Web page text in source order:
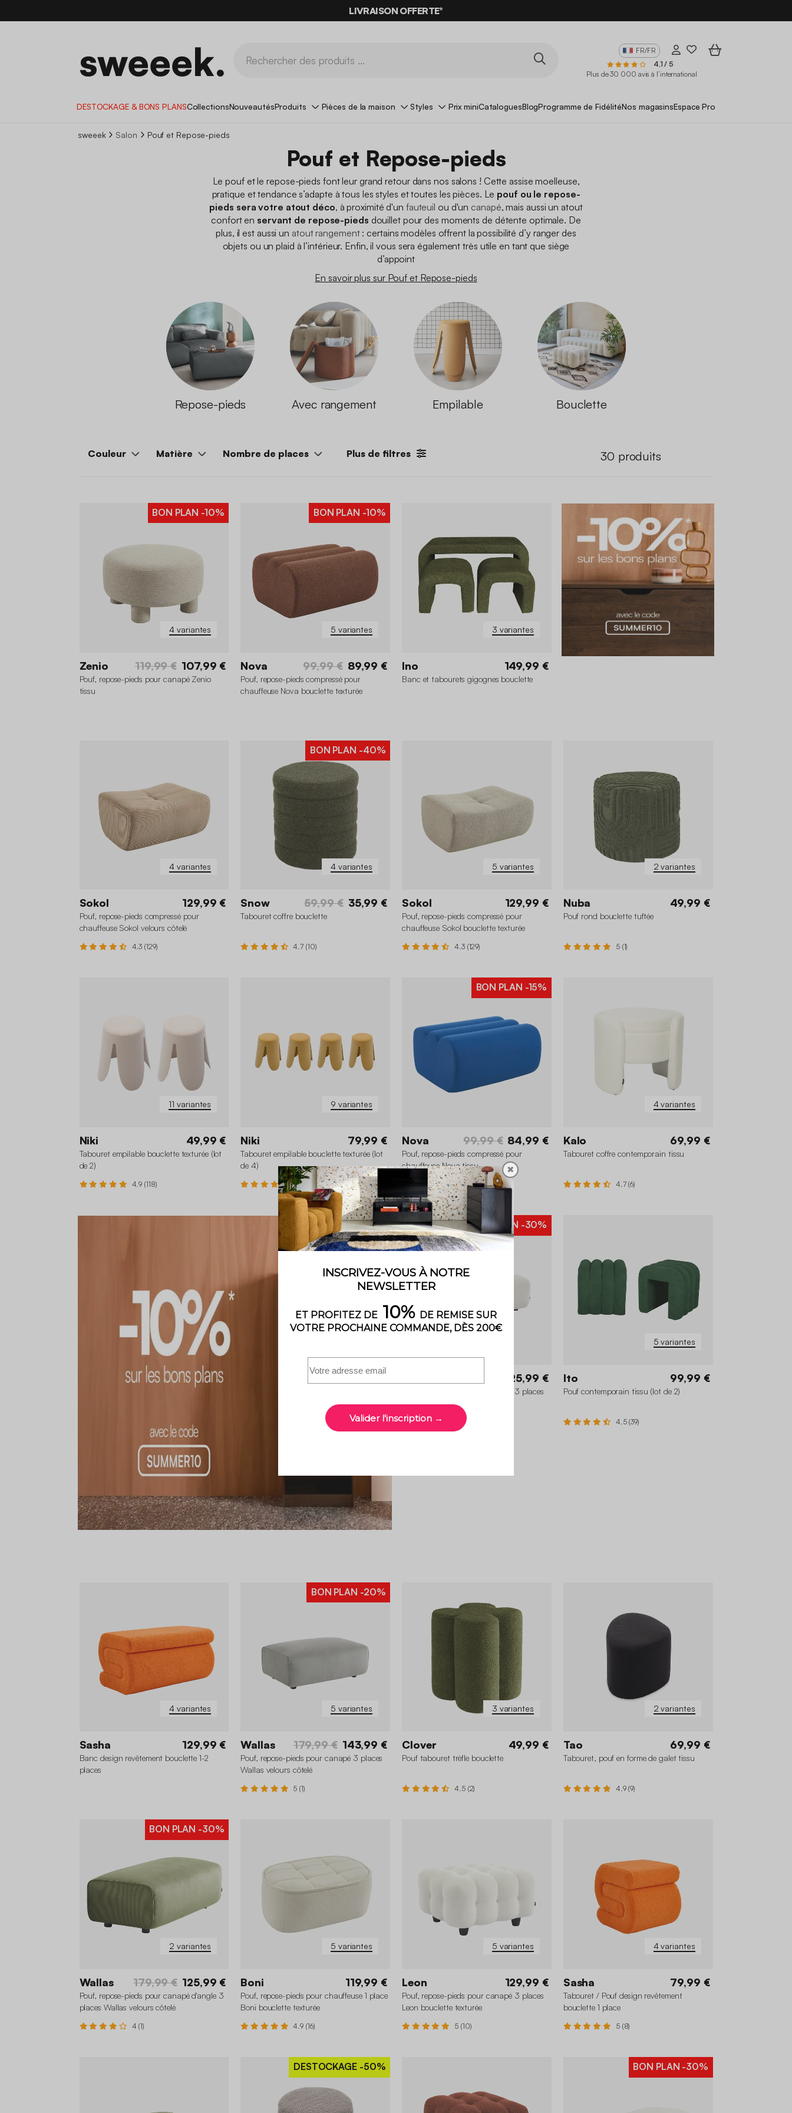
BONS PLANS* AVEC LECODE SUMMER10
FR/FR
4,1 / 5
Plus de 30 000 avis à l’international
DESTOCKAGE & BONS PLANSCollectionsNouveautésProduits Pièces de la maison Styles Prix miniCataloguesBlogProgramme de FidélitéNos magasinsEspace Pro
sweeek Salon Pouf et Repose-pieds
Pouf et Repose-pieds
Le pouf et le repose-pieds font leur grand retour dans nos salons ! Cette assise moelleuse,
pratique et tendance s’adapte à tous les styles et toutes les pièces. Le pouf ou le repose-
pieds sera votre atout déco, à proximité d'un fauteuil ou d'un canapé, mais aussi un atout
confort en servant de repose-pieds douillet pour des moments de détente optimale. De
plus, il est aussi un atout rangement: certains modèles offrent la possibilité d’y ranger des
objets ou un plaid à l’intérieur. Enfin, il vous sera également très utile en tant que siège
d’appoint
En savoir plus sur Pouf et Repose-pieds
Repose-pieds Avec rangement Empilable Bouclette
Couleur Matière Nombre de places Plus de filtres 30 produits
4 variantes
BON PLAN -10%
Zenio 119,99 € 107,99 €
Pouf, repose-pieds pour canapé Zenio
tissu
5 variantes
BON PLAN -10%
Nova 99,99 € 89,99 €
Pouf, repose-pieds compressé pour
chauffeuse Nova bouclette texturée
3 variantes
Ino 149,99 €
Banc et tabourets gigognes bouclette
4 variantes
Sokol 129,99 €
Pouf, repose-pieds compressé pour
chauffeuse Sokol velours côtelé
4.3 (129)
4 variantes
BON PLAN -40%
Snow 59,99 € 35,99 €
Tabouret coffre bouclette
4.7 (10)
5 variantes
Sokol 129,99 €
Pouf, repose-pieds compressé pour
chauffeuse Sokol bouclette texturée
4.3 (129)
2 variantes
Nuba 49,99 €
Pouf rond bouclette tuftée
5 (1)
11 variantes
Niki 49,99 €
Tabouret empilable bouclette texturée (lot
de 2)
4.9 (118)
+4
9 variantes
Niki 79,99 €
Tabouret empilable bouclette texturée (lot
de 4)
4.9 (118)
BON PLAN -15%
Nova 99,99 € 84,99 €
Pouf, repose-pieds compressé pour
chauffeuse Nova tissu
4 variantes
Kalo 69,99 €
Tabouret coffre contemporain tissu
4.7 (6)
BON PLAN -30%
125,99 €
Pouf, repose-pieds pour canapé 3 places
Wallas bouclette
5 variantes
Ito 99,99 €
Pouf contemporain tissu (lot de 2)
4.5 (39)
4 variantes
Sasha 129,99 €
Banc design revêtement bouclette 1-2
places
5 variantes
BON PLAN -20%
Wallas 179,99 € 143,99 €
Pouf, repose-pieds pour canapé 3 places
Wallas velours côtelé
5 (1)
3 variantes
Clover 49,99 €
Pouf tabouret trèfle bouclette
4.5 (2)
2 variantes
Tao 69,99 €
Tabouret, pouf en forme de galet tissu
4.9 (9)
2 variantes
BON PLAN -30%
Wallas 179,99 € 125,99 €
Pouf, repose-pieds pour canapé d'angle 3
places Wallas velours côtelé
4 (1)
5 variantes
Boni 119,99 €
Pouf, repose-pieds pour chauffeuse 1 place
Boni bouclette texturée
4.9 (16)
5 variantes
Leon 129,99 €
Pouf, repose-pieds pour canapé 3 places
Leon bouclette texturée
5 (10)
4 variantes
Sasha 79,99 €
Tabouret / Pouf design revêtement
bouclette 1 place
5 (8)
DESTOCKAGE -50% BON PLAN -30%
✖